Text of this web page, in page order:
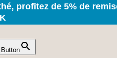
profitez de 5% de